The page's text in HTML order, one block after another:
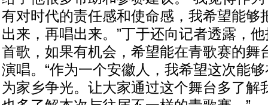
有对时代的责任感和使命感，我希望能够
出来，再唱出来。”丁于还向记者透露，
首歌，如果有机会，希望能在青歌赛的舞
演唱。“作为一个安徽人，我希望这次能
为家乡争光。让大家通过这个舞台多了解